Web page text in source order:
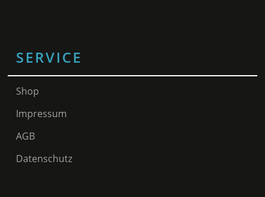
SERVICE
Shop
Impressum
AGB
Datenschutz